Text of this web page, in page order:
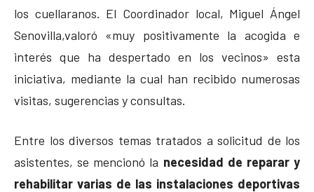
los cuellaranos. El Coordinador local, Miguel Ángel
Senovilla,valoró «muy positivamente la acogida e
interés que ha despertado en los vecinos» esta
iniciativa, mediante la cual han recibido numerosas
visitas, sugerencias y consultas.
Entre los diversos temas tratados a solicitud de los
asistentes, se mencionó la necesidad de reparar y
rehabilitar varias de las instalaciones deportivas